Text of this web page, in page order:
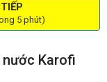
5 phút)
Karofi